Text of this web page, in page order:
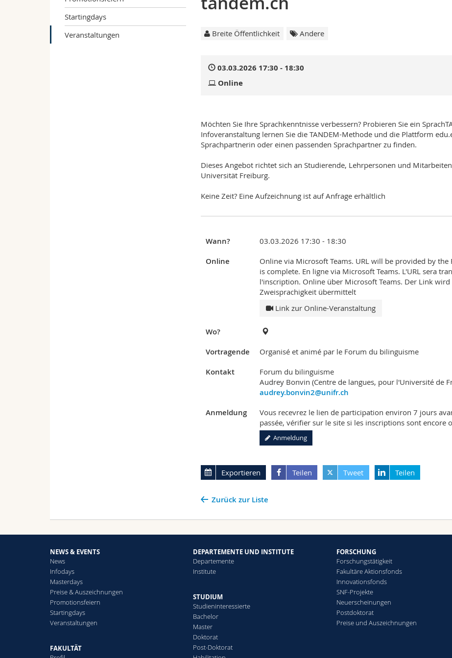
Startingdays
Veranstaltungen
Breite Öffentlichkeit Andere
03.03.2026 17:30 - 18:30
Online
Möchten Sie Ihre Sprachkenntnisse verbessern? Probieren Sie ein
Infoveranstaltung lernen Sie die TANDEM-Methode und die Plattform
Sprachpartnerin oder einen passenden Sprachpartner zu finden.
Dieses Angebot richtet sich an Studierende, Lehrpersonen und
Universität Freiburg.
Keine Zeit? Eine Aufzeichnung ist auf Anfrage erhältlich
Wann? 03.03.2026 17:30 - 18:30
Online
Online via Microsoft Teams. URL will be provided by
is complete. En ligne via Microsoft Teams. L'URL sera
l'inscription. Online über Microsoft Teams. Der Link
Zweisprachigkeit übermittelt
Link zur Online-Veranstaltung
Wo?
Vortragende
Organisé et animé par le Forum du bilinguisme
Kontakt
Forum du bilinguisme
Audrey Bonvin (Centre de langues, pour l'Université de
audrey.bonvin2@unifr.ch
Anmeldung
Vous recevrez le lien de participation environ 7 jours
passée, vérifier sur le site si les inscriptions sont encore
Anmeldung
Exportieren Teilen Tweet Teilen
Zurück zur Liste
NEWS & EVENTS
News
Infodays
Masterdays
Preise & Auszeichnungen
Promotionsfeiern
Startingdays
Veranstaltungen
FAKULTÄT
DEPARTEMENTE UND INSTITUTE
Departemente
Institute
STUDIUM
Studieninteressierte
Bachelor
Master
Doktorat
Post-Doktorat
FORSCHUNG
Forschungstätigkeit
Fakultäre Aktionsfonds
Innovationsfonds
SNF-Projekte
Neuerscheinungen
Postdoktorat
Preise und Auszeichnungen